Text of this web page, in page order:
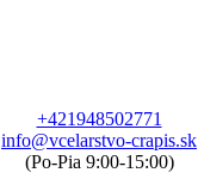
+421948502771
info@vcelarstvo-crapis.sk
(Po-Pia 9:00-15:00)